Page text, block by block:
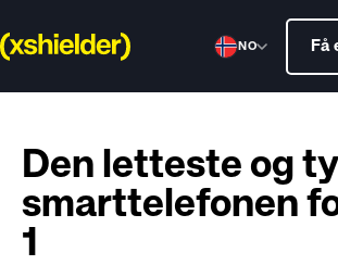
NO Få
Den letteste og
smarttelefonen
1